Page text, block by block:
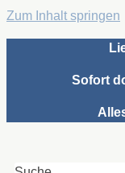
Zum Inhalt springen
Sofort